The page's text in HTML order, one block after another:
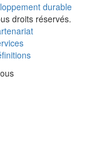
durable
droits réservés.